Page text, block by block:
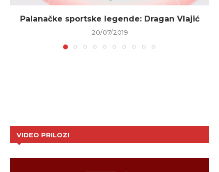
Palanačke sportske legende: Dragan Vlajić
20/07/2019
VIDEO PRILOZI